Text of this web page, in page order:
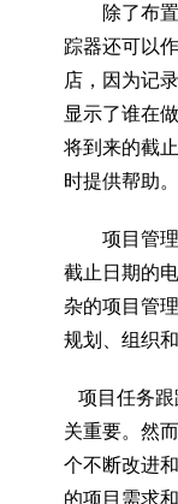
除了布置
踪器还可以
店，因为记
显示了谁在
将到来的截
时提供帮助。
项目管理
截止日期的
杂的项目管
规划、组织
项目任务跟
关重要。然
个不断改进
的项目需求